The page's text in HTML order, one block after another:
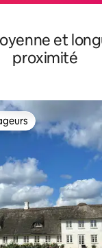
et
proximité